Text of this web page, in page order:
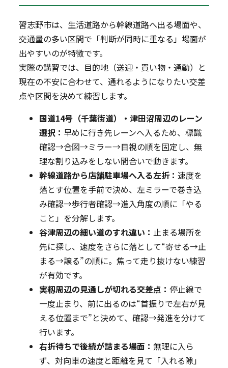
習志野市は、生活道路から幹線道路へ出る場面や、
交通量の多い区間で「判断が同時に重なる」場面が
出やすいのが特徴です。
実際の講習では、目的地（送迎・買い物・通勤）と
現在の不安に合わせて、通れるようになりたい交差
点や区間を決めて練習します。
国道14号（千葉街道）・津田沼周辺のレーン
選択： 早めに行き先レーンへ入るため、標識
確認→合図→ミラー→目視の順を固定し、無
理な割り込みをしない間合いで動きます。
幹線道路から店舗駐車場へ入る左折：速度を
落とす位置を手前で決め、左ミラーで巻き込
み確認→歩行者確認→進入角度の順に「やる
こと」を分解します。
谷津周辺の細い道のすれ違い：止まる場所を
先に探し、速度をさらに落として“寄せる→止
まる→譲る”の順に。焦って走り抜けない練習
が有効です。
実籾周辺の見通しが切れる交差点：停止線で
一度止まり、前に出るのは“首振りで左右が見
える位置まで”と決めて、確認→発進を分けて
行います。
右折待ちで後続が詰まる場面：無理に入ら
ず、対向車の速度と距離を見て「入れる隙」